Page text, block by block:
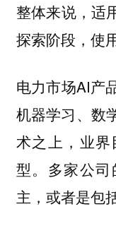
整体来说，适
探索阶段，使
电力市场AI产
机器学习、数
术之上，业
型。多家公
主，或者是包